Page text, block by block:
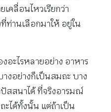
เคลื่อนไหวเรียกว่า
านเลือกมาให้ อยู่ใน
อะไรหลายอย่าง อาหาร
งอย่างก็เป็นสมถะ บาง
ปัสสนาได้ ที่จริงอารมณ์
ะได้ทั้งนั้น แต่ถ้าเป็น